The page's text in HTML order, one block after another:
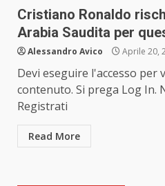
Cristiano Ronaldo
Arabia Saudita per
Alessandro Avico Aprile 20,
Devi eseguire l'accesso per
contenuto. Si prega Log In.
Registrati
Read More